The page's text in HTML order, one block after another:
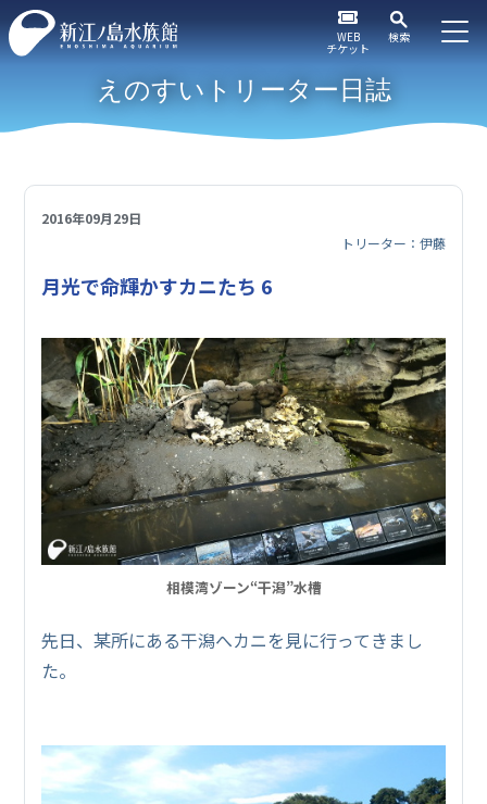
WEB
チケット
検索
えのすいトリーター日誌
2016年09月29日
トリーター：伊藤
月光で命輝かすカニたち 6
相模湾ゾーン“干潟”水槽
先日、某所にある干潟へカニを見に行ってきまし
た。